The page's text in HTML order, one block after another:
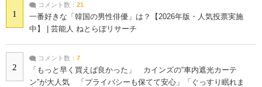
1
コメント数： 21
一番好きな「韓国の男性俳優」は？【2026年版・人気投票実施
中】 | 芸能人 ねとらぼリサーチ
2
コメント数： 7
「もっと早く買えば良かった」 カインズの“車内遮光カーテ
ン”が大人気 「プライバシーも保てて安心」「ぐっすり眠れま